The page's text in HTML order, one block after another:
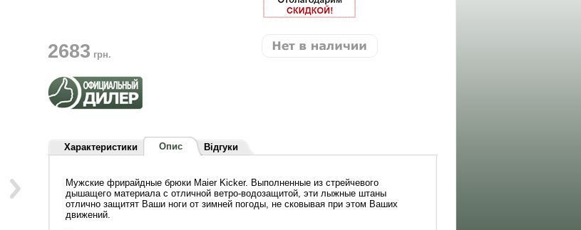
2683 грн.
Характеристики Опис Відгуки
Мужские фрирайдные брюки Maier Kicker. Выполненные из стрейчевого
дышащего материала с отличной ветро-водозащитой, эти лыжные штаны
отлично защитят Ваши ноги от зимней погоды, не сковывая при этом Ваших
движений.